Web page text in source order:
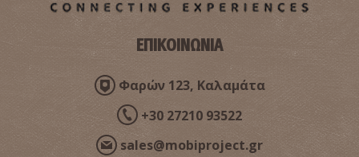
ΕΠΙΚΟΙΝΩΝΙΑ
Φαρών 123, Καλαμάτα
+30 27210 93522
sales@mobiproject.gr